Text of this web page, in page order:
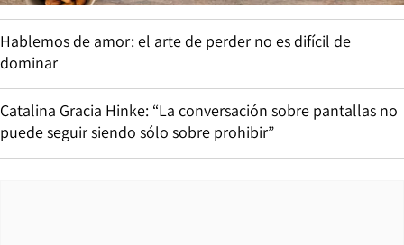
Hablemos de amor: el arte de perder no es difícil de
dominar
Catalina Gracia Hinke: “La conversación sobre pantallas no
puede seguir siendo sólo sobre prohibir”